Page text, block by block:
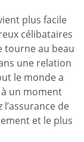
plus facile
célibataires
tourne au beau
une relation
le monde a
à un moment
de
et le plus